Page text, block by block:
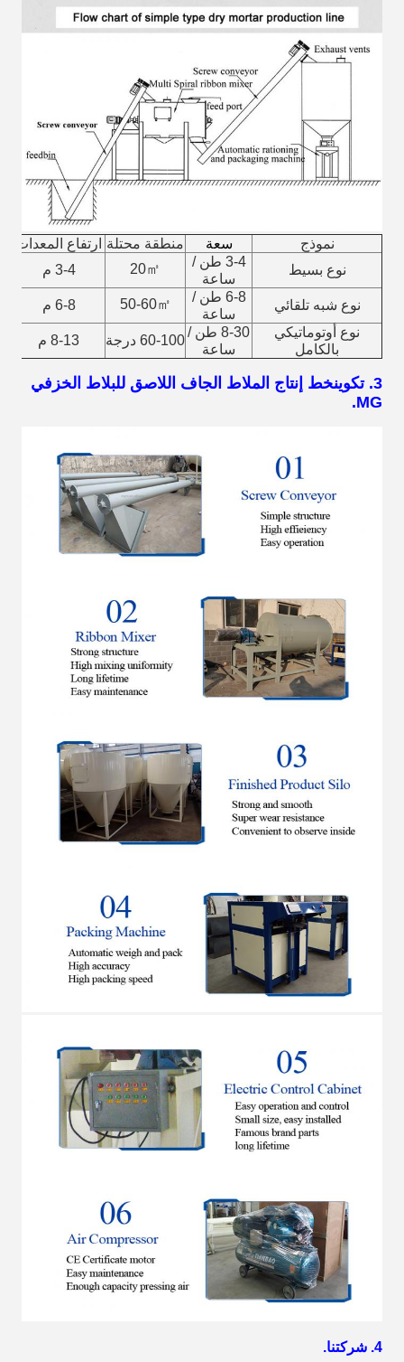
نموذج سعة منطقة محتلة ارتفاع المعدات
نوع بسيط
3-4 طن /
ساعة
20㎡ 3-4 م
نوع شبه تلقائي
6-8 طن /
ساعة
50-60㎡ 6-8 م
نوع أوتوماتيكي
بالكامل
8-30 طن /
ساعة
60-100 درجة 8-13 م
3. تكوين
خط إنتاج الملاط الجاف اللاصق للبلاط الخزفي
MG.
4. شركتنا.